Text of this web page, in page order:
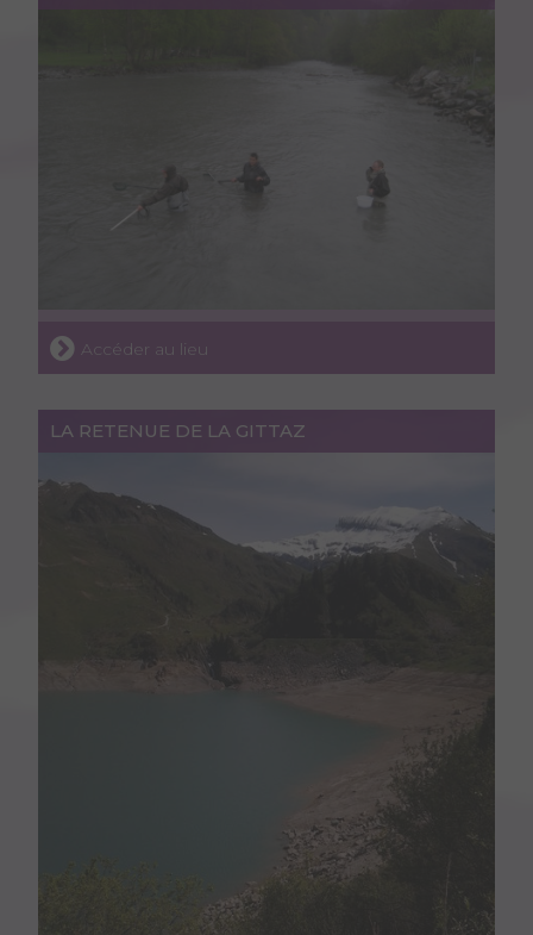
Accéder au lieu
LA RETENUE DE LA GITTAZ